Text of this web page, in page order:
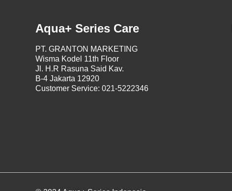
Aqua+ Series Care
PT. GRANTON MARKETING
Wisma Kodel 11th Floor
Jl. H.R Rasuna Said Kav.
B-4 Jakarta 12920
Customer Service: 021-5222346